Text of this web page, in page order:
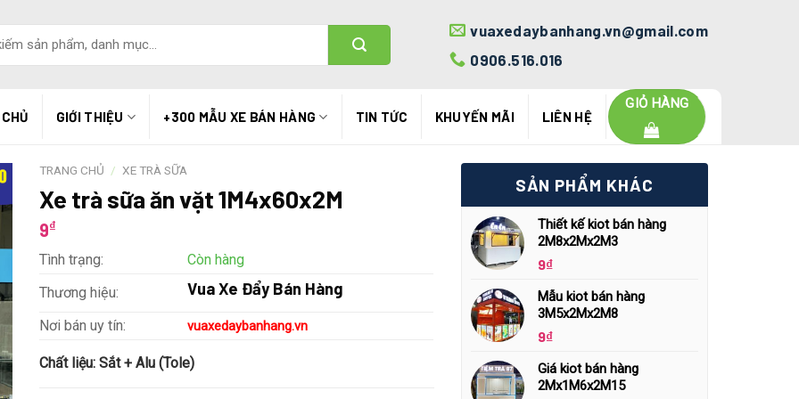
vuaxedaybanhang.vn@gmail.com
0906.516.016
GIỚI THIỆU +300 MẪU XE BÁN HÀNG TIN TỨC KHUYẾN MÃI LIÊN HỆ
GIỎ HÀNG
TRANG CHỦ / XE TRÀ SỮA
Xe trà sữa ăn vặt 1M4x60x2M
9₫
Tình trạng:
Còn hàng
Thương hiệu:
Vua Xe Đẩy Bán Hàng
Nơi bán uy tín: vuaxedaybanhang.vn
Chất liệu: Sắt + Alu (Tole)
SẢN PHẨM KHÁC
Thiết kế kiot bán hàng
2M8x2Mx2M3
9₫
Mẫu kiot bán hàng
3M5x2Mx2M8
9₫
Giá kiot bán hàng
2Mx1M6x2M15